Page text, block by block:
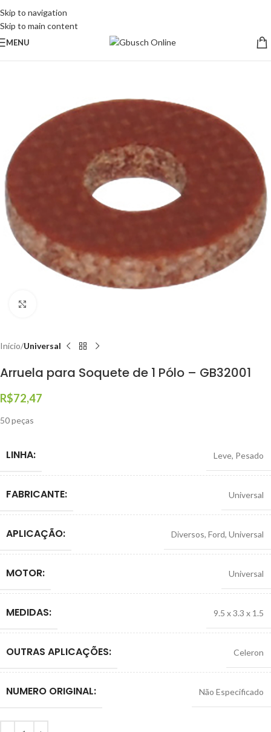
Skip to navigation
Skip to main content
MENU
Início Universal
Arruela para Soquete de 1 Pólo – GB32001
R$72,47
50 peças
LINHA: Leve, Pesado
FABRICANTE: Universal
APLICAÇÃO: Diversos, Ford, Universal
MOTOR: Universal
MEDIDAS: 9.5 x 3.3 x 1.5
OUTRAS APLICAÇÕES: Celeron
NUMERO ORIGINAL: Não Especificado